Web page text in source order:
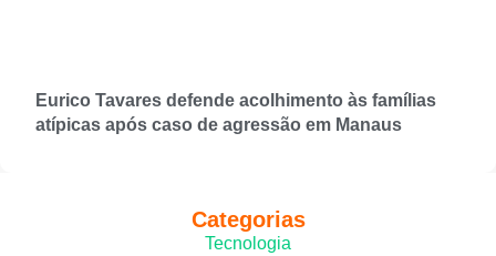
Eurico Tavares defende acolhimento às famílias
atípicas após caso de agressão em Manaus
Categorias
Tecnologia